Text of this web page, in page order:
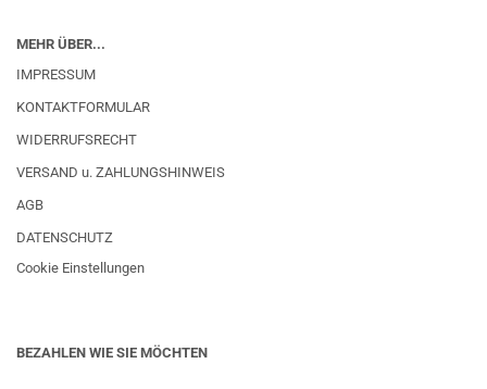
MEHR ÜBER...
IMPRESSUM
KONTAKTFORMULAR
WIDERRUFSRECHT
VERSAND u. ZAHLUNGSHINWEIS
AGB
DATENSCHUTZ
Cookie Einstellungen
BEZAHLEN WIE SIE MÖCHTEN